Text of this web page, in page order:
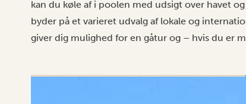
kan du køle af i poolen med udsigt over havet
byder på et varieret udvalg af lokale og
giver dig mulighed for en gåtur og – hvis du er